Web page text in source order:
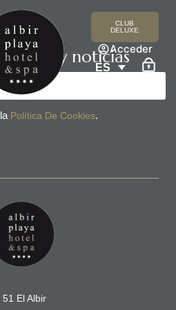
CLUB
DELUXE
Acceder
ES
y noticias
Política De Cookies.
El Albir